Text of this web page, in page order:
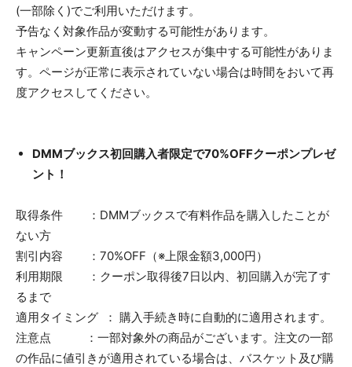
(一部除く)でご利用いただけます。
予告なく対象作品が変動する可能性があります。
キャンペーン更新直後はアクセスが集中する可能性がありま
す。ページが正常に表示されていない場合は時間をおいて再
度アクセスしてください。
DMMブックス初回購入者限定で70%OFFクーポンプレゼ
ント！
取得条件 ：DMMブックスで有料作品を購入したことが
ない方
割引内容 ：70%OFF（※上限金額3,000円）
利用期限 ：クーポン取得後7日以内、初回購入が完了す
るまで
適用タイミング ： 購入手続き時に自動的に適用されます。
注意点 ：一部対象外の商品がございます。注文の一部
の作品に値引きが適用されている場合は、バスケット及び購